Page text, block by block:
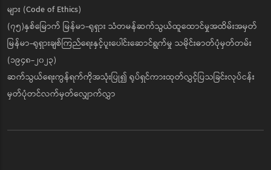
များ (Code of Ethics)
(၇၅)နှစ်မြောက် မြန်မာ-ရုရှား သံတမန်ဆက်သွယ်ထူထောင်မှုအထိမ်းအမှတ်
မြန်မာ-ရုရှားချစ်ကြည်ရေးနှင့်ပူးပေါင်းဆောင်ရွက်မှု သမိုင်းဓာတ်ပုံမှတ်တမ်း
(၁၉၄၈-၂၀၂၃)
ဆက်သွယ်ရေးကွန်ရက်ကိုအသုံးပြု၍ ရုပ်ရှင်ကားထုတ်လွှင့်ပြသခြင်းလုပ်ငန်း
မှတ်ပုံတင်လက်မှတ်လျှောက်လွှာ